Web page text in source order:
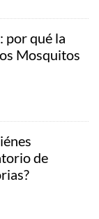
por qué la
Mosquitos
de